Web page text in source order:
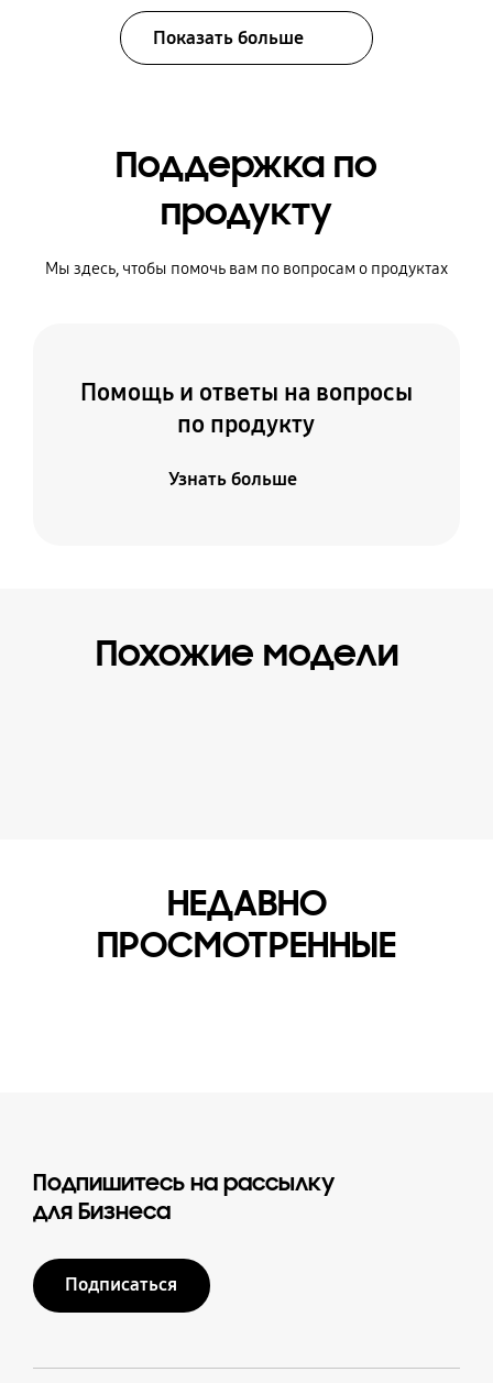
Показать больше
Поддержка по
продукту
Мы здесь, чтобы помочь вам по вопросам о продуктах
Помощь и ответы на вопросы
по продукту
Узнать больше
Похожие модели
НЕДАВНО
ПРОСМОТРЕННЫЕ
Подпишитесь на рассылку
для Бизнеса
Подписаться